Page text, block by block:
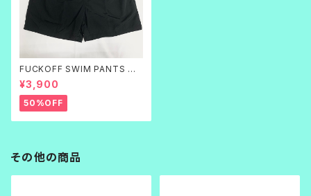
FUCKOFF SWIM PANTS 黒
刺繍
¥3,900
50%OFF
その他の商品